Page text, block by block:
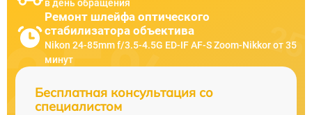
в день обращения
Ремонт шлейфа оптического
стабилизатора объектива
Nikon 24-85mm f/3.5-4.5G ED-IF AF-S Zoom-Nikkor от 35
минут
Бесплатная консультация со
специалистом